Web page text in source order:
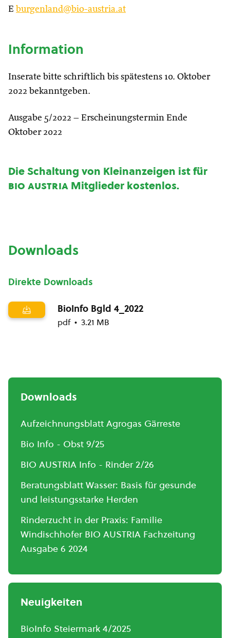
E burgenland@bio-austria.at
Information
Inserate bitte schriftlich bis spätestens 10. Oktober
2022 bekanntgeben.
Ausgabe 5/2022 – Erscheinungstermin Ende
Oktober 2022
Die Schaltung von Kleinanzeigen ist für
bio austria Mitglieder kostenlos.
Downloads
Direkte Downloads
BioInfo Bgld 4_2022
pdf 3.21 MB
Downloads
Aufzeichnungsblatt Agrogas Gärreste
Bio Info - Obst 9/25
BIO AUSTRIA Info - Rinder 2/26
Beratungsblatt Wasser: Basis für gesunde
und leistungsstarke Herden
Rinderzucht in der Praxis: Familie
Windischhofer BIO AUSTRIA Fachzeitung
Ausgabe 6 2024
Neuigkeiten
BioInfo Steiermark 4/2025